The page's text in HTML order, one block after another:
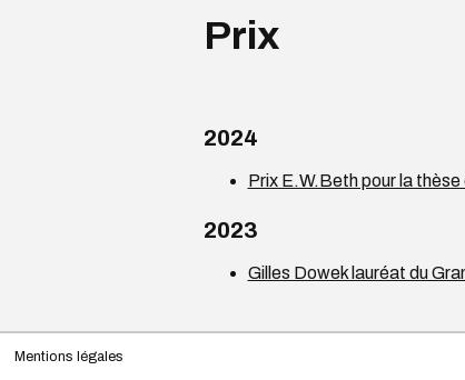
Prix
2024
Prix E.W.Beth pour la
2023
Gilles Dowek lauréat du
Mentions légales